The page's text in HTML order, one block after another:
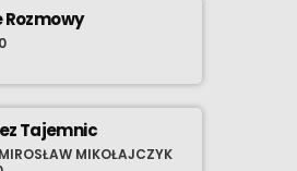
często pomijane,
i sprawdzać, jak
odnajdują się w
- w co drugą
Tajemnic
MIKOŁAJCZYK